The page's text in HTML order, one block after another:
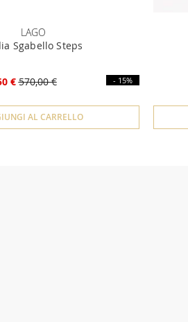
LAGO
Sgabello Steps
€ 570,00 € - 15%
AL CARRELLO